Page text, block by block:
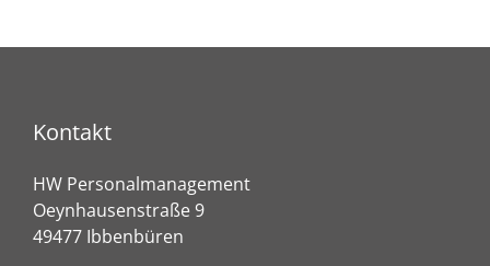
Kontakt
HW Personalmanagement
Oeynhausenstraße 9
49477 Ibbenbüren